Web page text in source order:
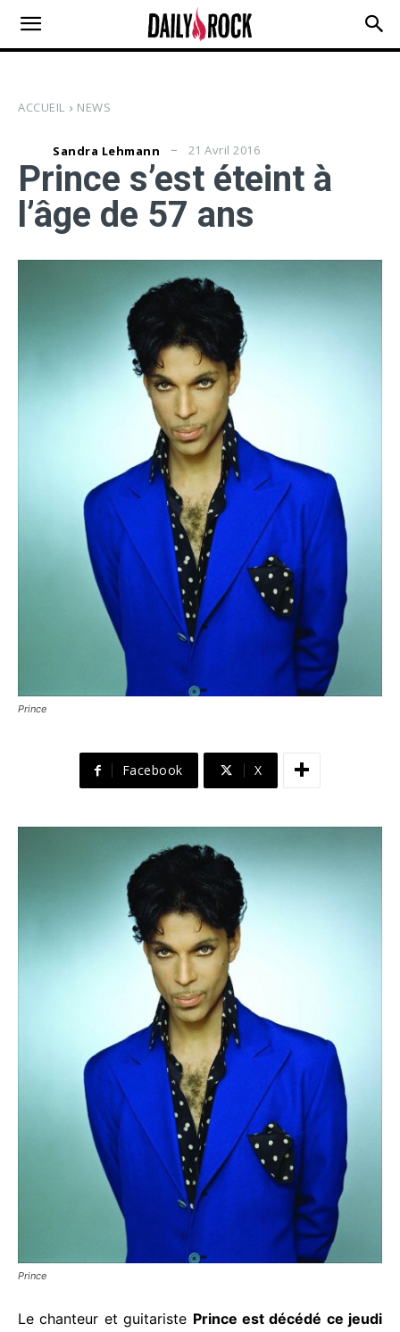
ACCUEIL NEWS
Sandra Lehmann 21 Avril 2016
Prince s’est éteint à
l’âge de 57 ans
Prince
Facebook X
Prince
Le chanteur et guitariste Prince est décédé ce jeudi